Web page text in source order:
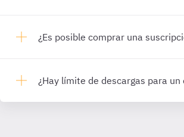
¿Es posible comprar una
¿Hay límite de descargas para un